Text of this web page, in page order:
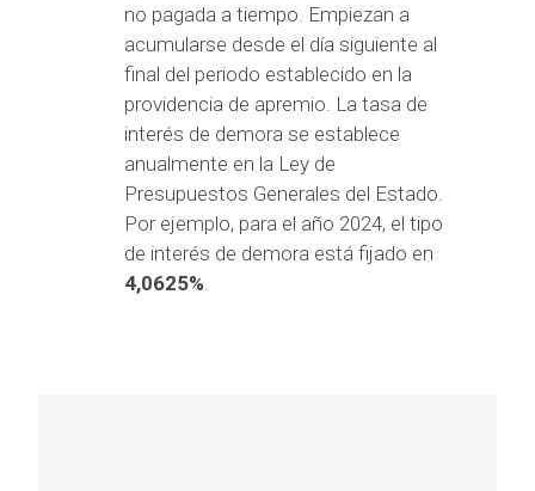
no pagada a tiempo. Empiezan a
acumularse desde el día siguiente al
final del periodo establecido en la
providencia de apremio. La tasa de
interés de demora se establece
anualmente en la Ley de
Presupuestos Generales del Estado.
Por ejemplo, para el año 2024, el tipo
de interés de demora está fijado en
4,0625%